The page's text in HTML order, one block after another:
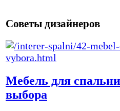
Советы дизайнеров
Мебель для
выбора